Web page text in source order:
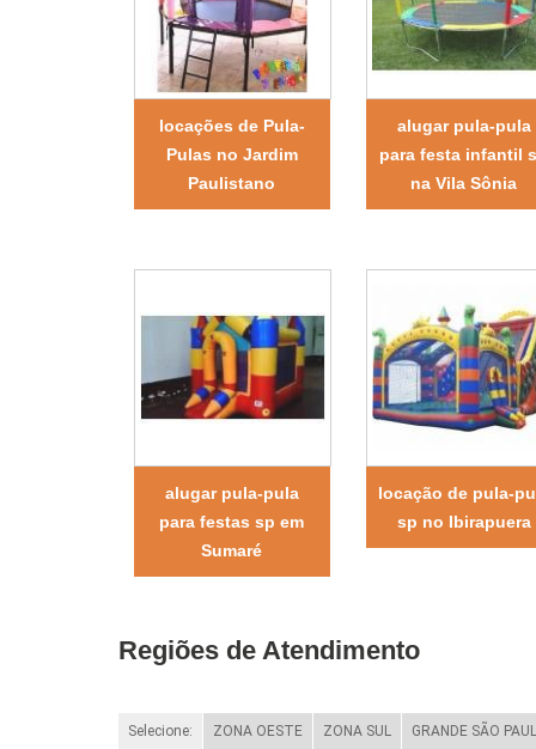
locações de Pula-
Pulas no Jardim
Paulistano
alugar pula-pula
para festa infantil
na Vila Sônia
alugar pula-pula
para festas sp em
Sumaré
locação de pula-
sp no Ibirapuera
Regiões de Atendimento
Selecione: ZONA OESTE ZONA SUL GRANDE SÃO